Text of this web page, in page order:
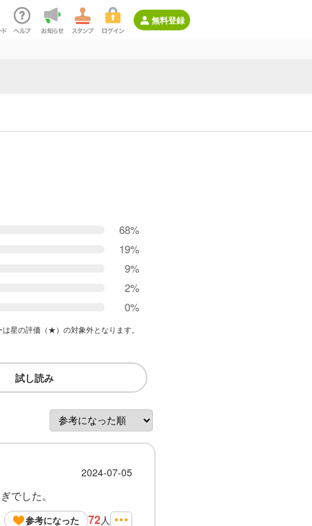
無料登録
68%
19%
9%
2%
0%
星の評価（★）の対象外となります。
試し読み
2024-07-05
でした。
参考になった 72人